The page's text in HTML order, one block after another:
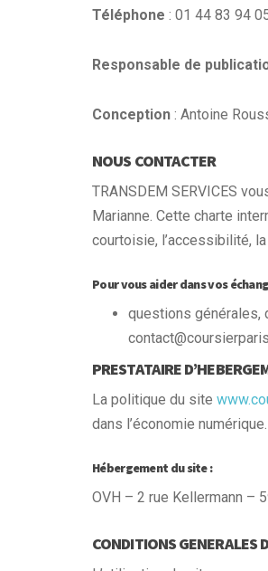
Téléphone : 01 44 83 94
Responsable de
Conception : Antoine
NOUS CONTACTER
TRANSDEM SERVICES
Marianne. Cette charte
courtoisie, l’accessibilité,
Pour vous aider dans vos
questions générales,
PRESTATAIRE
La politique du site
dans l’économie numérique.
Hébergement du site :
OVH – 2 rue Kellermann –
CONDITIONS GENERALES